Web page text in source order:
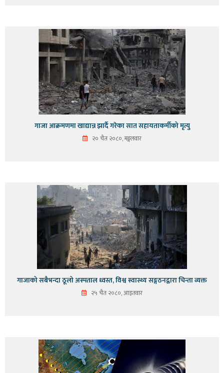
गाजा आक्रमणमा खाद्यान्न झार्दै गरेका सात सहायताकर्मीको मृत्यु
२० चैत २०८०, मङ्गलवार
गाजाको सबैभन्दा ठूलो अस्पताल ध्वस्त, विश्व स्वास्थ्य सङ्गठनद्वारा चिन्ता व्यक्त
२५ चैत २०८०, आइतवार